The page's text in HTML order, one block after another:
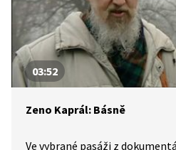
03:52
Zeno Kaprál: Básně
Ve vybrané pasáži z